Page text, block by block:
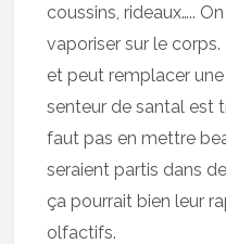
coussins, rideaux…..
vaporiser sur le
et peut remplacer
senteur de santal est
faut pas en mettre
seraient partis dans
ça pourrait bien leur
olfactifs.